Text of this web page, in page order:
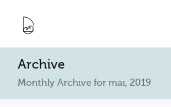
Archive
Monthly Archive for mai, 2019